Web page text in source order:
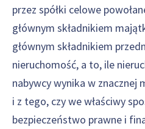
przez spółki celowe
głównym składnikiem
głównym składnikiem
nieruchomość, a to, ile
nabywcy wynika w znacznej
i z tego, czy we właściwy
bezpieczeństwo prawne i